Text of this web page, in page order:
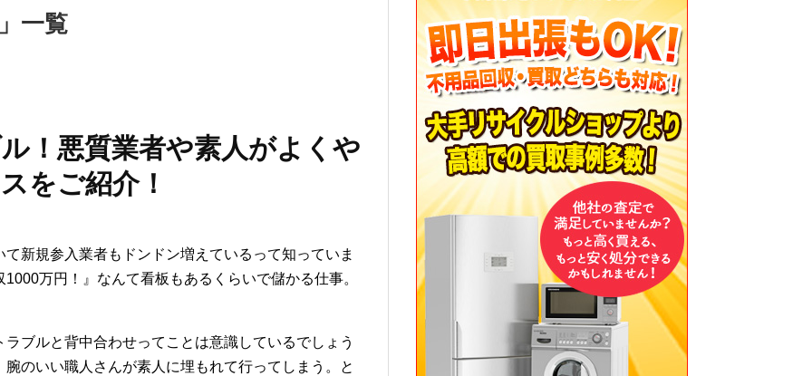
一覧
！悪質業者や素人がよくや
をご紹介！
新規参入業者もドンドン増えているって知っていま
万円！』なんて看板もあるくらいで儲かる仕事。
ブルと背中合わせってことは意識しているでしょう
のいい職人さんが素人に埋もれて行ってしまう。と